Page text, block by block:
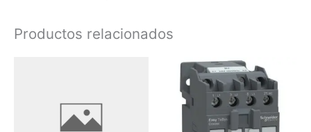
Productos relacionados